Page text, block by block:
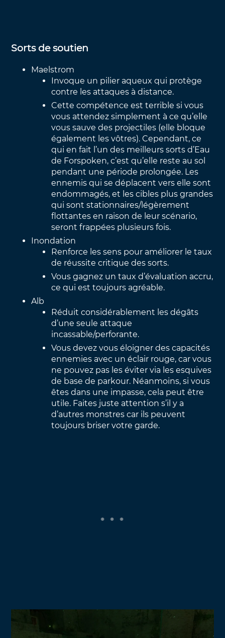
Sorts de soutien
Maelstrom
Invoque un pilier aqueux qui protège
contre les attaques à distance.
Cette compétence est terrible si vous
vous attendez simplement à ce qu’elle
vous sauve des projectiles (elle bloque
également les vôtres). Cependant, ce
qui en fait l’un des meilleurs sorts d’Eau
de Forspoken, c’est qu’elle reste au sol
pendant une période prolongée. Les
ennemis qui se déplacent vers elle sont
endommagés, et les cibles plus grandes
qui sont stationnaires/légèrement
flottantes en raison de leur scénario,
seront frappées plusieurs fois.
Inondation
Renforce les sens pour améliorer le taux
de réussite critique des sorts.
Vous gagnez un taux d’évaluation accru,
ce qui est toujours agréable.
Alb
Réduit considérablement les dégâts
d’une seule attaque
incassable/perforante.
Vous devez vous éloigner des capacités
ennemies avec un éclair rouge, car vous
ne pouvez pas les éviter via les esquives
de base de parkour. Néanmoins, si vous
êtes dans une impasse, cela peut être
utile. Faites juste attention s’il y a
d’autres monstres car ils peuvent
toujours briser votre garde.